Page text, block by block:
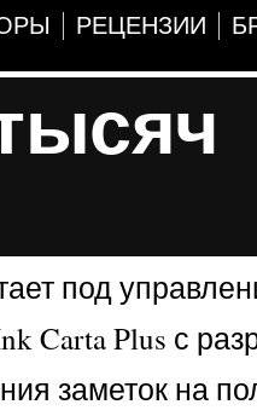
РЕЦЕНЗИИ
под
Carta Plus с
заметок на